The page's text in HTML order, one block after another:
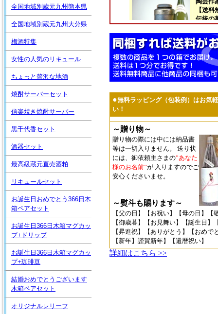
全国地域別蔵元九州熊本県
全国地域別蔵元九州大分県
梅酒特集
女性の人気のリキュール
ちょっと贅沢な地酒
焼酎サーバーセット
信楽焼き焼酎サーバー
黒千代香セット
酒器セット
最高級蔵元直売酒粕
リキュールセット
お誕生日おめでとう366日木
箱ペアセット
お誕生日366日木箱マグカッ
プ+ドリップ
お誕生日366日木箱マグカッ
プ+珈琲豆
結婚おめでとうございます
木箱ペアセット
オリジナルレリーフ